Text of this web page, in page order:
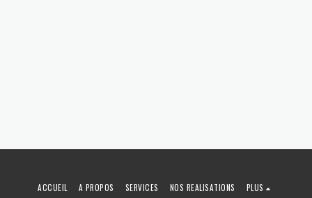
ACCUEIL A PROPOS SERVICES NOS REALISATIONS PLUS